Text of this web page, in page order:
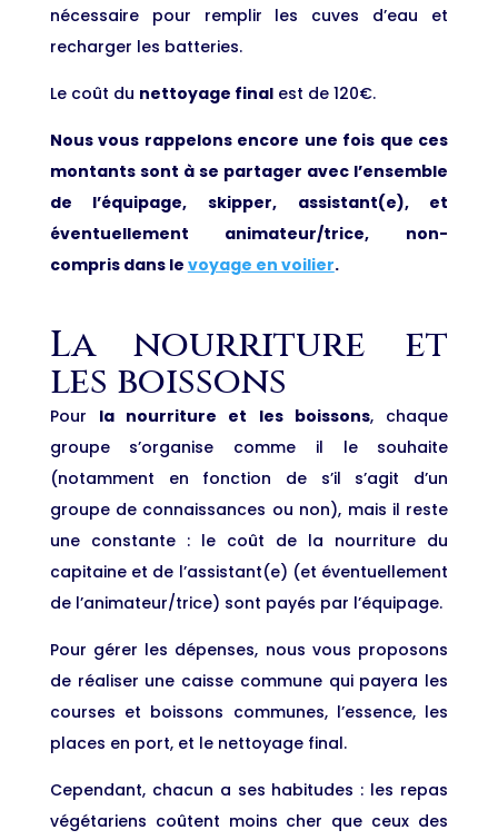
nécessaire pour remplir les cuves d’eau et
recharger les batteries.
Le coût du nettoyage finalest de 120€.
Nous vous rappelons encore une fois que ces
montants sont à se partager avec l’ensemble
de l’équipage, skipper, assistant(e), et
éventuellement animateur/trice, non-
compris dans le voyage en voilier.
La nourriture et
les boissons
Pour la nourriture et les boissons, chaque
groupe s’organise comme il le souhaite
(notamment en fonction de s’il s’agit d’un
groupe de connaissances ou non), mais il reste
une constante : le coût de la nourriture du
capitaine et de l’assistant(e) (et éventuellement
de l’animateur/trice) sont payés par l’équipage.
Pour gérer les dépenses, nous vous proposons
de réaliser une caisse commune qui payera les
courses et boissons communes, l’essence, les
places en port, et le nettoyage final.
Cependant, chacun a ses habitudes : les repas
végétariens coûtent moins cher que ceux des